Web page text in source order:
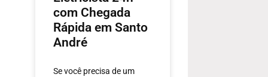
com Chegada
Rápida em Santo
André
Se você precisa de um